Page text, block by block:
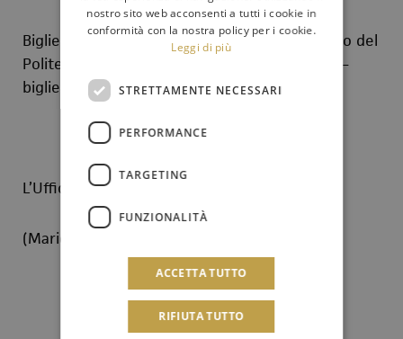
Biglietti Piazza Ruggiero Settimo al Botteghino del
Politeama: € 7,50 – Info: 091 60725232/533 –
biglietteria@orchestrasinfonicasiciliana.it
L’Ufficio Stampa
(Mario Pintagro)
nostro sito web acconsenti a tutti i cookie in
conformità con la nostra policy per i cookie.
Leggi di più
STRETTAMENTE NECESSARI
PERFORMANCE
TARGETING
FUNZIONALITÀ
ACCETTA TUTTO
RIFIUTA TUTTO